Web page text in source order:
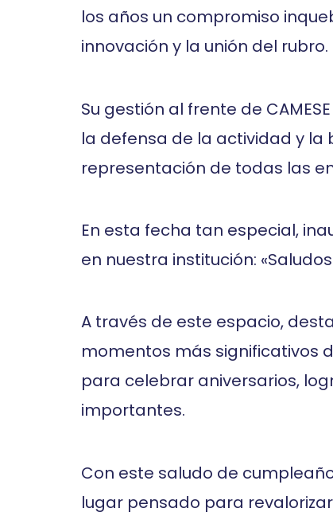
los años un compromiso
innovación y la unión del rubro.
Su gestión al frente de
la defensa de la actividad y
representación de todas las
En esta fecha tan especial,
en nuestra institución:
A través de este espacio,
momentos más significativos
para celebrar aniversarios,
importantes.
Con este saludo de
lugar pensado para